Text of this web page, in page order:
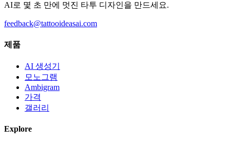
AI로 몇 초 만에 멋진 타투 디자인을 만드세요.
feedback@tattooideasai.com
제품
AI 생성기
모노그램
Ambigram
가격
갤러리
Explore